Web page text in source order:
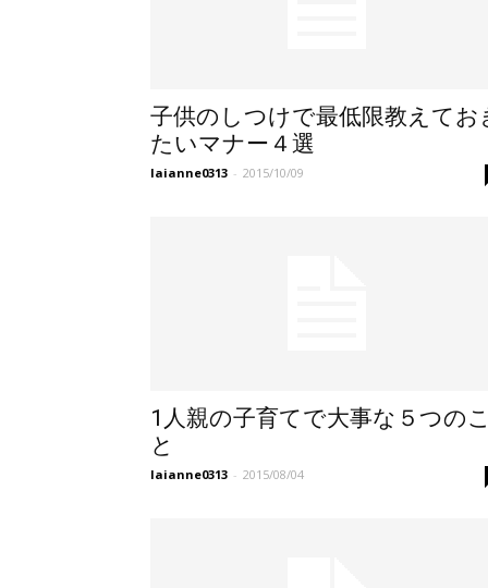
子供のしつけで最低限教えてお
たいマナー４選
laianne0313 - 2015/10/09
1人親の子育てで大事な５つのこ
と
laianne0313 - 2015/08/04